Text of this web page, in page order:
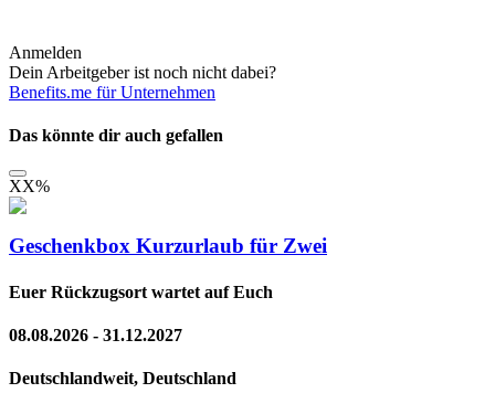
Anmelden
Dein Arbeitgeber ist noch nicht dabei?
Benefits.me für Unternehmen
Das könnte dir auch gefallen
XX%
Geschenkbox Kurzurlaub für Zwei
Euer Rückzugsort wartet auf Euch
08.08.2026 - 31.12.2027
Deutschlandweit, Deutschland